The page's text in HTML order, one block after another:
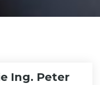
Ing. Peter